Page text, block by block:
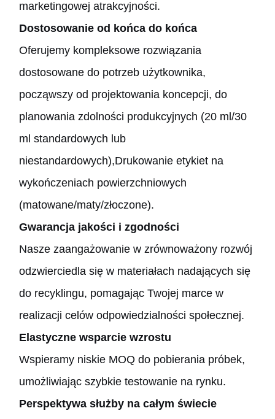
marketingowej atrakcyjności.
Dostosowanie od końca do końca
Oferujemy kompleksowe rozwiązania
dostosowane do potrzeb użytkownika,
począwszy od projektowania koncepcji, do
planowania zdolności produkcyjnych (20 ml/30
ml standardowych lub
niestandardowych),Drukowanie etykiet na
wykończeniach powierzchniowych
(matowane/maty/złoczone).
Gwarancja jakości i zgodności
Nasze zaangażowanie w zrównoważony rozwój
odzwierciedla się w materiałach nadających się
do recyklingu, pomagając Twojej marce w
realizacji celów odpowiedzialności społecznej.
Elastyczne wsparcie wzrostu
Wspieramy niskie MOQ do pobierania próbek,
umożliwiając szybkie testowanie na rynku.
Perspektywa służby na całym świecie